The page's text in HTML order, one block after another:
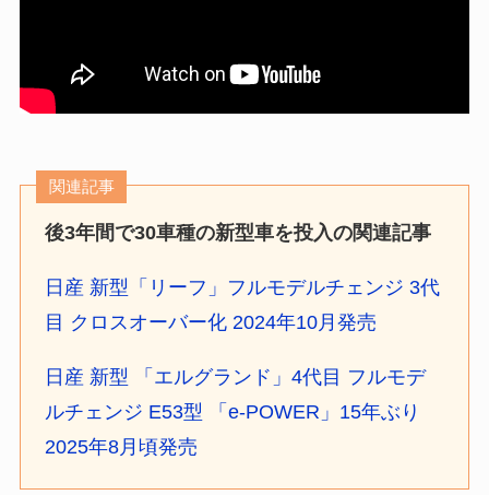
関連記事
後3年間で30車種の新型車を投入の関連記事
日産 新型「リーフ」フルモデルチェンジ 3代
目 クロスオーバー化 2024年10月発売
日産 新型 「エルグランド」4代目 フルモデ
ルチェンジ E53型 「e-POWER」15年ぶり
2025年8月頃発売